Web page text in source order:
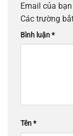
Email của
Các trường
Bình luận*
Tên*